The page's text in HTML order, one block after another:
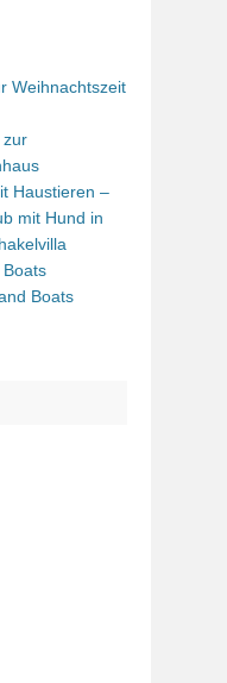
Weihnachtszeit
zur
Haustieren –
mit Hund in
Boats
Boats